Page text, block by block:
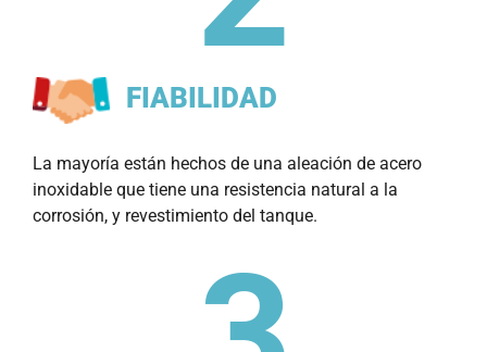
FIABILIDAD
La mayoría están hechos de una aleación de acero
inoxidable que tiene una resistencia natural a la
corrosión, y revestimiento del tanque.